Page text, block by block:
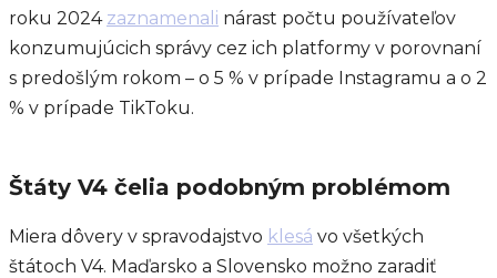
roku 2024 zaznamenali nárast počtu používateľov
konzumujúcich správy cez ich platformy v porovnaní
s predošlým rokom – o 5 % v prípade Instagramu a o 2
% v prípade TikToku.
Štáty V4 čelia podobným problémom
Miera dôvery v spravodajstvo klesá vo všetkých
štátoch V4. Maďarsko a Slovensko možno zaradiť